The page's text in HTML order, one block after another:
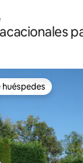
preferido